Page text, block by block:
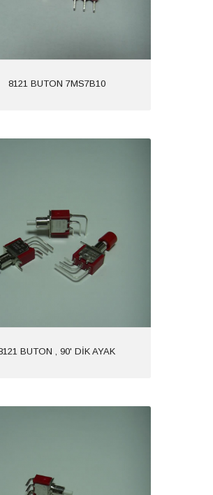
8121 BUTON 7MS7B10
BUTON , 90' DİK AYAK